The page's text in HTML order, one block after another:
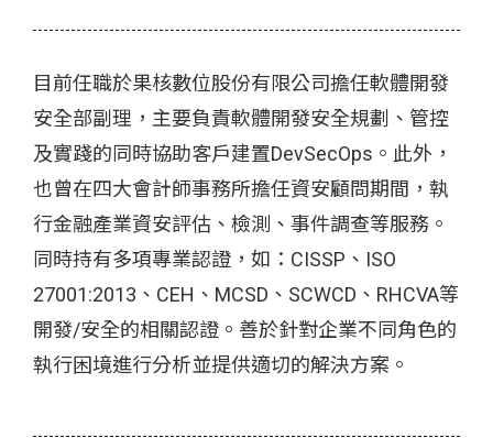
目前任職於果核數位股份有限公司擔任軟體開發
安全部副理，主要負責軟體開發安全規劃、管控
及實踐的同時協助客戶建置DevSecOps。此外，
也曾在四大會計師事務所擔任資安顧問期間，執
行金融產業資安評估、檢測、事件調查等服務。
同時持有多項專業認證，如：CISSP、ISO
27001:2013、CEH、MCSD、SCWCD、RHCVA等
開發/安全的相關認證。善於針對企業不同角色的
執行困境進行分析並提供適切的解決方案。